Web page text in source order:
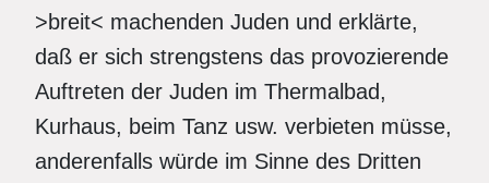
>breit< machenden Juden und erklärte,
daß er sich strengstens das provozierende
Auftreten der Juden im Thermalbad,
Kurhaus, beim Tanz usw. verbieten müsse,
anderenfalls würde im Sinne des Dritten